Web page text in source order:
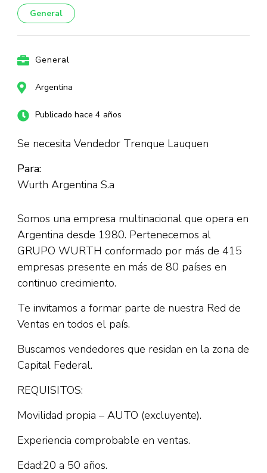
General
General
Argentina
Publicado hace 4 años
Se necesita Vendedor Trenque Lauquen
Para:
Wurth Argentina S.a
Somos una empresa multinacional que opera en
Argentina desde 1980. Pertenecemos al
GRUPO WURTH conformado por más de 415
empresas presente en más de 80 países en
continuo crecimiento.
Te invitamos a formar parte de nuestra Red de
Ventas en todos el país.
Buscamos vendedores que residan en la zona de
Capital Federal.
REQUISITOS:
Movilidad propia – AUTO (excluyente).
Experiencia comprobable en ventas.
Edad:20 a 50 años.